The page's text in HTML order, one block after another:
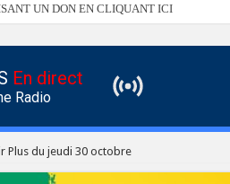
UN DON EN CLIQUANT ICI
En direct
Radio
Plus du jeudi 30 octobre